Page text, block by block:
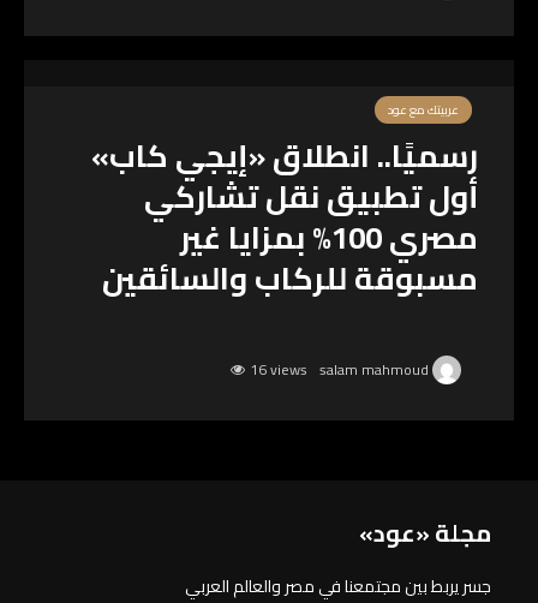
عربيتك مع عود
رسميًا.. انطلاق «إيجي كاب»
أول تطبيق نقل تشاركي
مصري 100% بمزايا غير
مسبوقة للركاب والسائقين
16 views
مجلة «عود»
جسر يربط بين مجتمعنا في مصر والعالم العربي